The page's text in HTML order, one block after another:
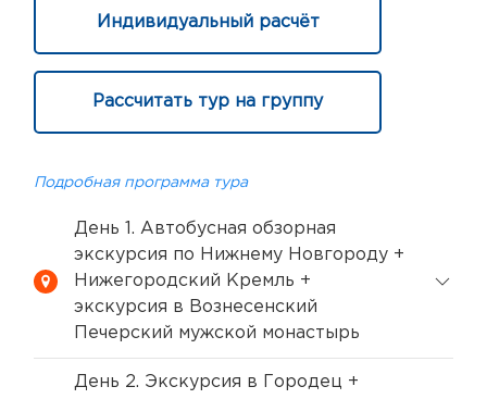
Индивидуальный расчёт
Рассчитать тур на группу
Подробная программа тура
День 1. Автобусная обзорная
экскурсия по Нижнему Новгороду +
Нижегородский Кремль +
экскурсия в Вознесенский
Печерский мужской монастырь
День 2. Экскурсия в Городец +